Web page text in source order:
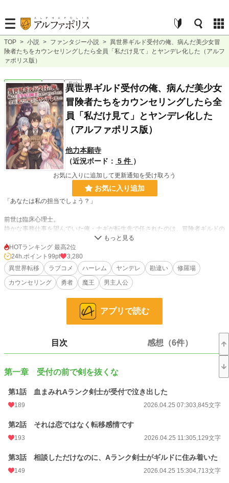
TOP > 小説 > ファンタジー小説 > 異世界ギルド受付の俺、病んだ美少女冒
険者たちをカウンセリングしたら全員「私だけ見て」とヤンデレ化した（アルフ
ァポリス版）
ファンタジー 連載中 長編
異世界ギルド受付の俺、病んだ美少女
冒険者たちをカウンセリングしたら全
員「私だけ見て」とヤンデレ化した
（アルファポリス版）
他力本願寺
（近況ボード： 5 件 ）
お気に入りに追加して更新通知を受け取ろう
お気に入り追加
「あなたは私の担当でしょう？」
前世は臨床心理士。
静かな事務仕事を望んでいた俺・ナギが転生先で任されたのは、冒険者ギルドの
回復魔法はあっても、心のケアの概念がない世界。
見捨てられ不安のAランク剣士、100点以外を許せない天才魔法使い、昼と夜で
別人のような盗賊、善意で壊しにくる聖女――心に傷を抱えた美少女冒険者たち
を、俺は前世の知識で少しずつ立ち直らせていく。
「論理的に、あなたは私に不可欠です」
と、俺を囲い込み始めたのだ。
だからそれは恋じゃなくて転移感情であって――って、剣を抜くな。魔法陣を展
開するな。相談窓口の前で修羅場を始めるな。
しかも、ある日ギルドに届いた匿名相談は、
「人類を滅ぼすべきか迷っています」
最後の相談者、女魔王って本気ですか？
心を救うたび、独占欲だけが悪化していく。
※カクヨムでも連載中。７３万PV達成。
HOTランキング 最高2位
24h.ポイント 99pt
3,280
異世界転移
ラブコメ ハーレム ヤンデレ 勘違い
修羅場
カウンセリング
勇者 魔王 男主人公
アプリで読む
目次 感想（6件）
第一章 受付の前で剣を抜くな
第1話 血まみれAランク剣士が受付で泣き出した
189 2026.04.25 07:303,845文字
第2話 それは恋ではなく転移感情です
193 2026.04.25 11:305,129文字
第3話 相談しただけなのに、Aランク剣士がギルドに住み着いた
149 2026.04.25 15:304,713文字